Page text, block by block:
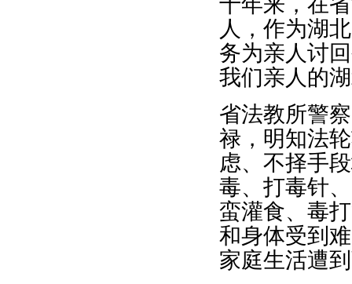
人，作为湖
务为亲人讨
我们亲人的
省法教所警
禄，明知法
虑、不择手
毒、打毒针
蛮灌食、毒
和身体受到
家庭生活遭